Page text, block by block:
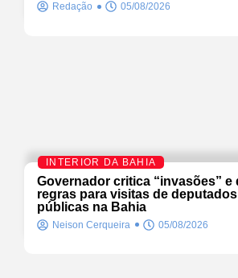
Redação 05/08/2026
INTERIOR DA BAHIA
Governador critica “invasões” e
regras para visitas de
públicas na Bahia
Neison Cerqueira 05/08/2026